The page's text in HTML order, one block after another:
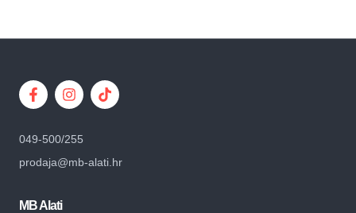
049-500/255
prodaja@mb-alati.hr
MB Alati